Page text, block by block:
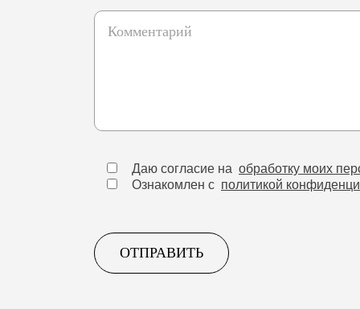
Даю согласие на обработку моих
Ознакомлен с политикой